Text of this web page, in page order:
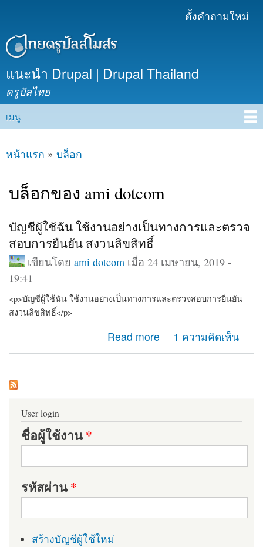
เนื้อหา
ตั้งคำถามใหม่
แนะนำ Drupal | Drupal Thailand
ดรูปัลไทย
Main menu
เมนู
คุณอยู่ที่นี่
หน้าแรก » บล็อก
บล็อกของ ami dotcom
บัญชีผู้ใช้ฉัน ใช้งานอย่างเป็นทางการและตรวจ
สอบการยืนยัน สงวนลิขสิทธิ์
เขียนโดย ami dotcomเมื่อ 24 เมษายน, 2019 -
19:41
<p>บัญชีผู้ใช้ฉัน ใช้งานอย่างเป็นทางการและตรวจสอบการยืนยัน
สงวนลิขสิทธิ์</p>
Read more
about บัญชีผู้ใช้ฉัน ใช้งานอย่างเป็นทางการและตรวจสอบ
การยืนยัน สงวนลิขสิทธิ์
1 ความคิดเห็น
User login
ชื่อผู้ใช้งาน*
รหัสผ่าน*
สร้างบัญชีผู้ใช้ใหม่